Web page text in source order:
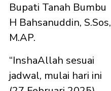
Bupati Tanah Bumbu
H Bahsanuddin, S.Sos,
M.AP.
“InshaAllah sesuai
jadwal, mulai hari ini